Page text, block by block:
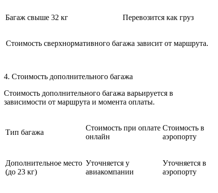
Багаж свыше 32 кг Перевозится как груз
Стоимость сверхнормативного багажа зависит от маршрута.
4. Стоимость дополнительного багажа
Стоимость дополнительного багажа варьируется в
зависимости от маршрута и момента оплаты.
Тип багажа
Стоимость при оплате
онлайн
Стоимость в
аэропорту
Дополнительное место
(до 23 кг)
Уточняется у
авиакомпании
Уточняется в
аэропорту